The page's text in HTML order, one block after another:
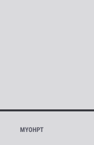
МҮОНРТ